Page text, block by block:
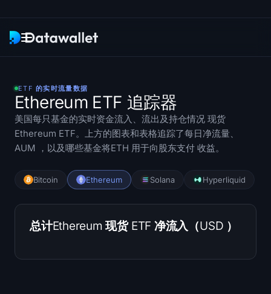
研究
ETF 追踪器
Solana ETFs
ETF 的实时流量数据
Ethereum ETF 追踪器
美国每只基金的实时资金流入、流出及持仓情况 现货
Ethereum ETF。上方的图表和表格追踪了每日净流量、
AUM ，以及哪些基金将ETH 用于向股东支付 收益。
Bitcoin Ethereum Solana Hyperliquid
总计Ethereum 现货 ETF 净流入（USD ）